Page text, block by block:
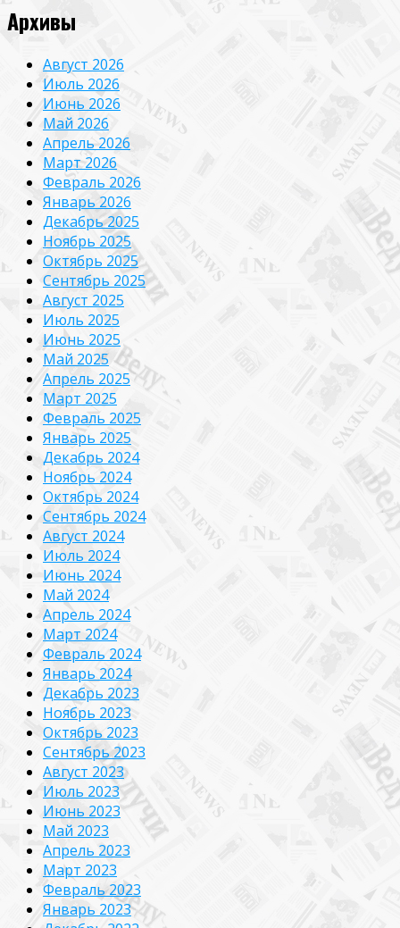
Архивы
Август 2026
Июль 2026
Июнь 2026
Май 2026
Апрель 2026
Март 2026
Февраль 2026
Январь 2026
Декабрь 2025
Ноябрь 2025
Октябрь 2025
Сентябрь 2025
Август 2025
Июль 2025
Июнь 2025
Май 2025
Апрель 2025
Март 2025
Февраль 2025
Январь 2025
Декабрь 2024
Ноябрь 2024
Октябрь 2024
Сентябрь 2024
Август 2024
Июль 2024
Июнь 2024
Май 2024
Апрель 2024
Март 2024
Февраль 2024
Январь 2024
Декабрь 2023
Ноябрь 2023
Октябрь 2023
Сентябрь 2023
Август 2023
Июль 2023
Июнь 2023
Май 2023
Апрель 2023
Март 2023
Февраль 2023
Январь 2023